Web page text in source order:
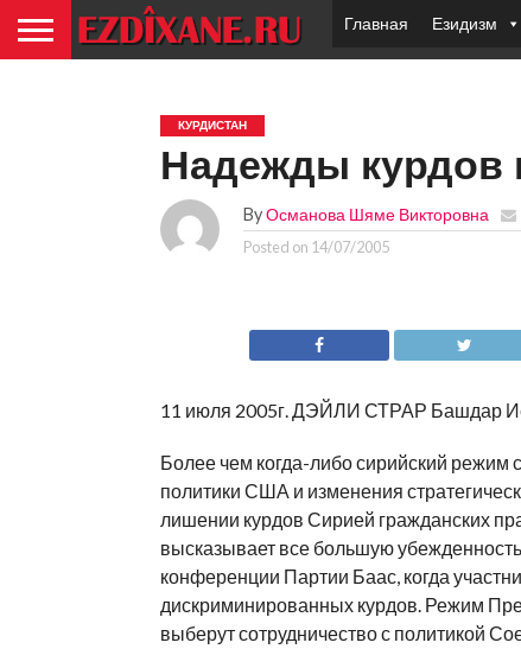
Главная Езидизм
КУРДИСТАН
Надежды курдов
ByОсманова Шяме Викторовна
Posted on 14/07/2005
11 июля 2005г. ДЭЙЛИ СТРАР Башдар
Более чем когда-либо сирийский
политики США и изменения
лишении курдов Сирией гражданских
высказывает все большую
конференции Партии Баас, когда
дискриминированных курдов. Режим
выберут сотрудничество с политикой